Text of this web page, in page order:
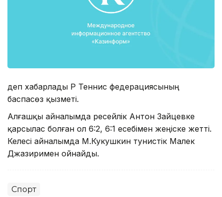
деп хабарлады ҚР Теннис федерациясының
баспасөз қызметі.
Алғашқы айналымда ресейлік Антон Зайцевке
қарсылас болған ол 6:2, 6:1 есебімен жеңіске жетті.
Келесі айналымда М.Кукушкин тунистік Малек
Джазиримен ойнайды.
Спорт